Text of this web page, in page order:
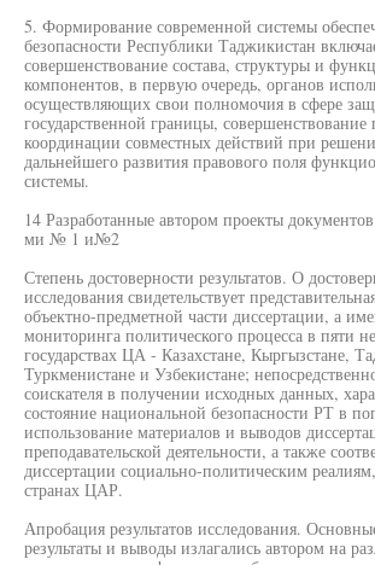
5. Формирование современной системы
безопасности Республики Таджикистан
совершенствование состава, структуры и
компонентов, в первую очередь, органов
осуществляющих свои полномочия в сфере
государственной границы, совершенствование
координации совместных действий при
дальнейшего развития правового поля
системы.
14 Разработанные автором проекты
ми № 1 и№2
Степень достоверности результатов. О
исследования свидетельствует
объектно-предметной части диссертации, а
мониторинга политического процесса в пяти
государствах ЦА - Казахстане, Кыргызстане,
Туркменистане и Узбекистане;
соискателя в получении исходных данных,
состояние национальной безопасности РТ в
использование материалов и выводов
преподавательской деятельности, а также
диссертации социально-политическим
странах ЦАР.
Апробация результатов исследования.
результаты и выводы излагались автором на